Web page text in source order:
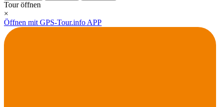
Tour öffnen
×
Öffnen mit GPS-Tour.info APP